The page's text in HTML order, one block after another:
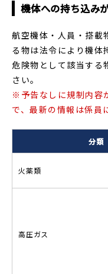
機体への持ち込み
航空機体・人員・搭載
る物は法令により機体
危険物として該当する
さい。
※予告なしに規制内容
で、最新の情報は係員
分類
火薬類
高圧ガス